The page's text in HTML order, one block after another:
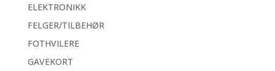
ELEKTRONIKK
FELGER/TILBEHØR
FOTHVILERE
GAVEKORT